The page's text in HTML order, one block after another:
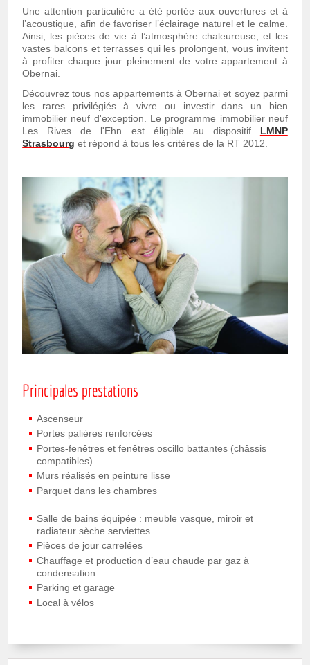
Une attention particulière a été portée aux ouvertures et à
l’acoustique, afin de favoriser l’éclairage naturel et le calme.
Ainsi, les pièces de vie à l’atmosphère chaleureuse, et les
vastes balcons et terrasses qui les prolongent, vous invitent
à profiter chaque jour pleinement de votre appartement à
Obernai.
Découvrez tous nos appartements à Obernai et soyez parmi
les rares privilégiés à vivre ou investir dans un bien
immobilier neuf d'exception. Le programme immobilier neuf
Les Rives de l'Ehn est éligible au dispositif LMNP
Strasbourg et répond à tous les critères de la RT 2012.
Principales prestations
Ascenseur
Portes palières renforcées
Portes-fenêtres et fenêtres oscillo battantes (châssis
compatibles)
Murs réalisés en peinture lisse
Parquet dans les chambres
Salle de bains équipée : meuble vasque, miroir et
radiateur sèche serviettes
Pièces de jour carrelées
Chauffage et production d’eau chaude par gaz à
condensation
Parking et garage
Local à vélos